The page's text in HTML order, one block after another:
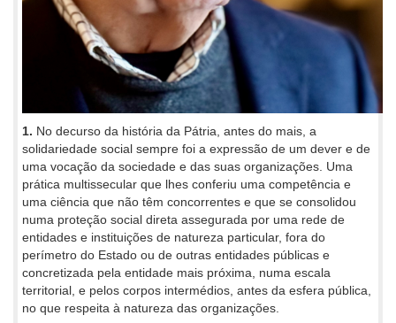
1. No decurso da história da Pátria, antes do mais, a
solidariedade social sempre foi a expressão de um dever e de
uma vocação da sociedade e das suas organizações. Uma
prática multissecular que lhes conferiu uma competência e
uma ciência que não têm concorrentes e que se consolidou
numa proteção social direta assegurada por uma rede de
entidades e instituições de natureza particular, fora do
perímetro do Estado ou de outras entidades públicas e
concretizada pela entidade mais próxima, numa escala
territorial, e pelos corpos intermédios, antes da esfera pública,
no que respeita à natureza das organizações.